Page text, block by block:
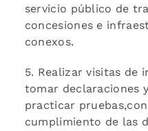
servicio público de
concesiones e
conexos.
5. Realizar visitas de
tomar declaraciones
practicar
cumplimiento de las